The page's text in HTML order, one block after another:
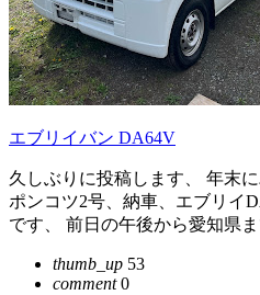
エブリイバン DA64V
久しぶりに投稿します、 年末
ポンコツ2号、納車、エブリイ
です、 前日の午後から愛知県
thumb_up 53
comment0